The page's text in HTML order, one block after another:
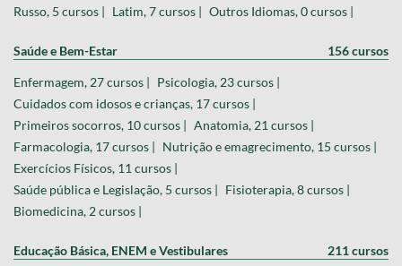
Russo, 5 cursos | Latim, 7 cursos | Outros Idiomas, 0 cursos |
Saúde e Bem-Estar 156 cursos
Enfermagem, 27 cursos | Psicologia, 23 cursos |
Cuidados com idosos e crianças, 17 cursos |
Primeiros socorros, 10 cursos | Anatomia, 21 cursos |
Farmacologia, 17 cursos | Nutrição e emagrecimento, 15 cursos |
Exercícios Físicos, 11 cursos |
Saúde pública e Legislação, 5 cursos | Fisioterapia, 8 cursos |
Biomedicina, 2 cursos |
Educação Básica, ENEM e Vestibulares 211 cursos